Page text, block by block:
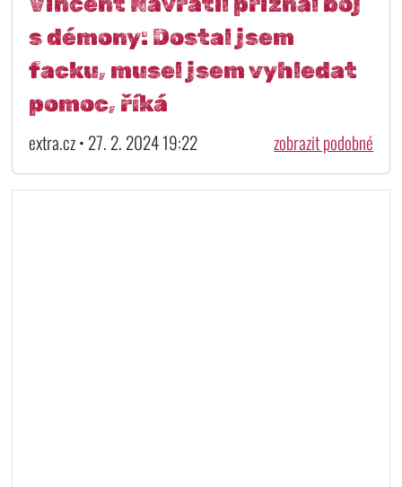
s démony: Dostal jsem
facku, musel jsem vyhledat
pomoc, říká
extra.cz • 27. 2. 2024 19:22 zobrazit podobné